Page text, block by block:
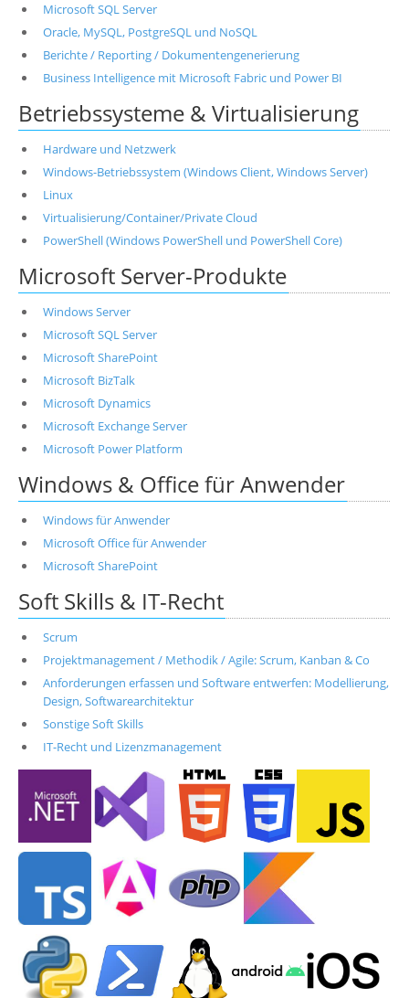
Microsoft SQL Server
Oracle, MySQL, PostgreSQL und NoSQL
Berichte / Reporting / Dokumentengenerierung
Business Intelligence mit Microsoft Fabric und Power BI
Betriebssysteme & Virtualisierung
Hardware und Netzwerk
Windows-Betriebssystem (Windows Client, Windows Server)
Linux
Virtualisierung/Container/Private Cloud
PowerShell (Windows PowerShell und PowerShell Core)
Microsoft Server-Produkte
Windows Server
Microsoft SQL Server
Microsoft SharePoint
Microsoft BizTalk
Microsoft Dynamics
Microsoft Exchange Server
Microsoft Power Platform
Windows & Office für Anwender
Windows für Anwender
Microsoft Office für Anwender
Microsoft SharePoint
Soft Skills & IT-Recht
Scrum
Projektmanagement / Methodik / Agile: Scrum, Kanban & Co
Anforderungen erfassen und Software entwerfen: Modellierung,
Design, Softwarearchitektur
Sonstige Soft Skills
IT-Recht und Lizenzmanagement